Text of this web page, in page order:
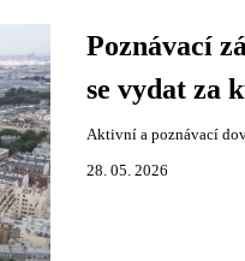
Poznávací
se vydat za
Aktivní a poznávací
28. 05. 2026